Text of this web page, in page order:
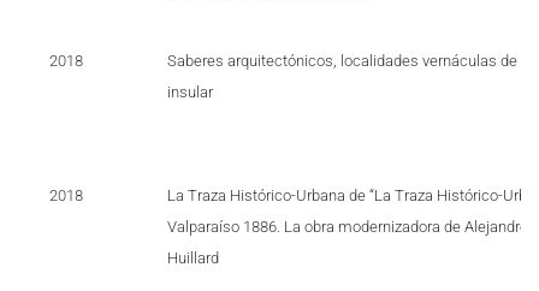
2018
Saberes arquitectónicos, localidades vernáculas de la
insular
2018
La Traza Histórico-Urbana de “La Traza Histórico-
Valparaíso 1886. La obra modernizadora de Alejandro
Huillard